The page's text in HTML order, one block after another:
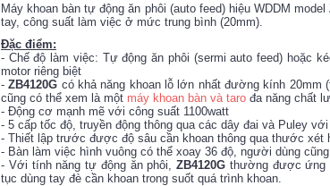
Máy khoan bàn tự động ăn phôi (auto feed) hiệu WDDM model
tay, công suất làm việc ở mức trung bình (20mm).
Đặc điểm:
- Chế độ làm việc: Tự động ăn phôi (sermi auto feed) hoặc
motor riêng biệt
-ZB4120G có khả năng khoan lỗ lớn nhất đường kính 20mm
cũng có thể xem là một máy khoan bàn và taro đa năng chất
- Động cơ mạnh mẽ với công suất 1100watt
- 5 cấp tốc độ, truyền động thông qua các dây đai và Puley
- Thiết lập trước được độ sâu cần khoan thông qua thước xét
- Bàn làm việc hình vuông có thể xoay 36 độ, người dùng
- Với tính năng tự động ăn phôi,ZB4120G thường được ứng
tục dùng tay đè cần khoan trong suốt quá trình khoan.